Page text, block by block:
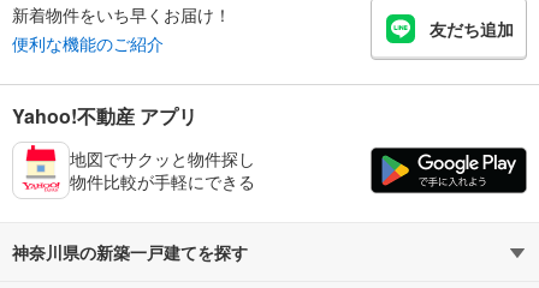
新着物件をいち早くお届け！
便利な機能のご紹介
友だち追加
Yahoo!不動産 アプリ
地図でサクッと物件探し
物件比較が手軽にできる
神奈川県の新築一戸建てを探す